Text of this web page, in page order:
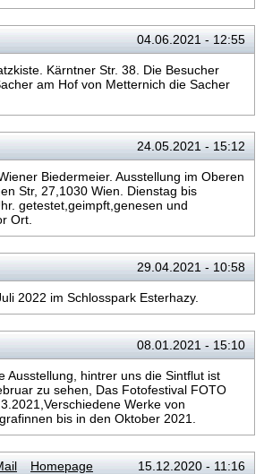
04.06.2021 - 12:55
Kärntner Str. 38. Die Besucher
am Hof von Metternich die Sacher
24.05.2021 - 15:12
Biedermeier. Ausstellung im Oberen
Str, 27,1030 Wien. Dienstag bis
getestet,geimpft,genesen und
Ort.
29.04.2021 - 10:58
2022 im Schlosspark Esterhazy.
08.01.2021 - 15:10
Ausstellung, hintrer uns die Sintflut ist
zu sehen, Das Fotofestival FOTO
Werke von
bis in den Oktober 2021.
Homepage 15.12.2020 - 11:16